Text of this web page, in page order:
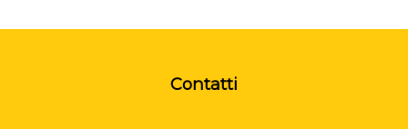
Contatti